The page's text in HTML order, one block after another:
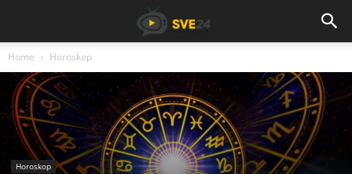
Home Horoskop
Horoskop